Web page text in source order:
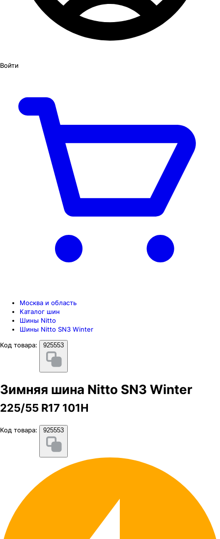
Войти
Москва и область
Каталог шин
Шины Nitto
Шины Nitto SN3 Winter
Код товара:
925553
Зимняя шина Nitto SN3 Winter
225/55 R17 101H
Код товара: 925553